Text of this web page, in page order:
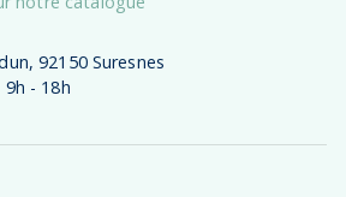
92150 Suresnes
9h - 18h